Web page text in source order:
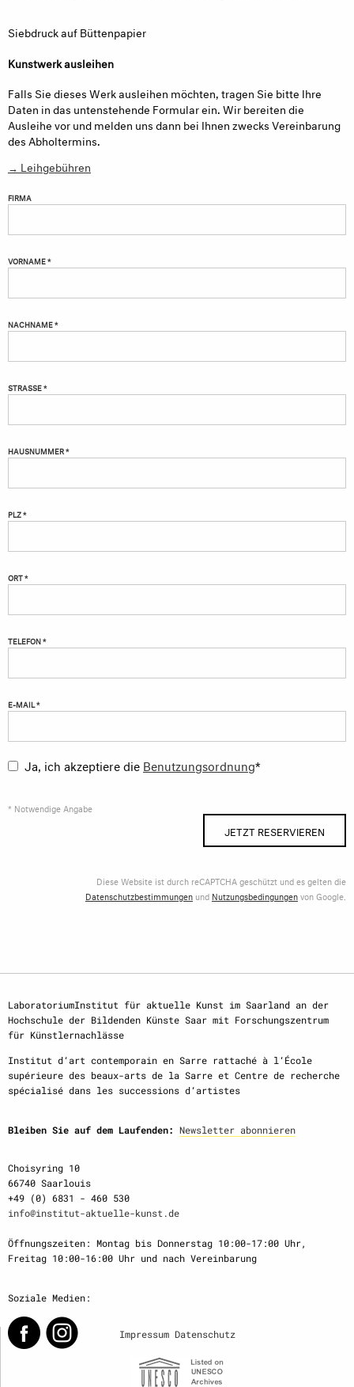
Siebdruck auf Büttenpapier
Kunstwerk ausleihen
Falls Sie dieses Werk ausleihen möchten, tragen Sie bitte Ihre
Daten in das untenstehende Formular ein. Wir bereiten die
Ausleihe vor und melden uns dann bei Ihnen zwecks Vereinbarung
des Abholtermins.
→ Leihgebühren
FIRMA
VORNAME *
NACHNAME *
STRASSE *
HAUSNUMMER *
PLZ *
ORT *
TELEFON *
E-MAIL *
Ja, ich akzeptiere die Benutzungsordnung*
* Notwendige Angabe
JETZT RESERVIEREN
Diese Website ist durch reCAPTCHA geschützt und es gelten die
Datenschutzbestimmungen und Nutzungsbedingungenvon Google.
LaboratoriumInstitut für aktuelle Kunst im Saarland an der
Hochschule der Bildenden Künste Saar mit Forschungszentrum
für Künstlernachlässe
Institut d‘art contemporain en Sarre rattaché à l‘École
supérieure des beaux-arts de la Sarre et Centre de recherche
spécialisé dans les successions d‘artistes
Bleiben Sie auf dem Laufenden: Newsletter abonnieren
Choisyring 10
66740 Saarlouis
+49 (0) 6831 - 460 530
info@institut-aktuelle-kunst.de
Öffnungszeiten: Montag bis Donnerstag 10:00-17:00 Uhr,
Freitag 10:00-16:00 Uhr und nach Vereinbarung
Soziale Medien:
Impressum Datenschutz